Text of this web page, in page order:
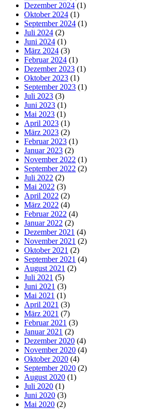
Dezember 2024 (1)
Oktober 2024 (1)
September 2024 (1)
Juli 2024 (2)
Juni 2024 (1)
März 2024 (3)
Februar 2024 (1)
Dezember 2023 (1)
Oktober 2023 (1)
September 2023 (1)
Juli 2023 (3)
Juni 2023 (1)
Mai 2023 (1)
April 2023 (1)
März 2023 (2)
Februar 2023 (1)
Januar 2023 (2)
November 2022 (1)
September 2022 (2)
Juli 2022 (2)
Mai 2022 (3)
April 2022 (2)
März 2022 (4)
Februar 2022 (4)
Januar 2022 (2)
Dezember 2021 (4)
November 2021 (2)
Oktober 2021 (2)
September 2021 (4)
August 2021 (2)
Juli 2021 (5)
Juni 2021 (3)
Mai 2021 (1)
April 2021 (3)
März 2021 (7)
Februar 2021 (3)
Januar 2021 (2)
Dezember 2020 (4)
November 2020 (4)
Oktober 2020 (4)
September 2020 (2)
August 2020 (1)
Juli 2020 (1)
Juni 2020 (3)
Mai 2020 (2)